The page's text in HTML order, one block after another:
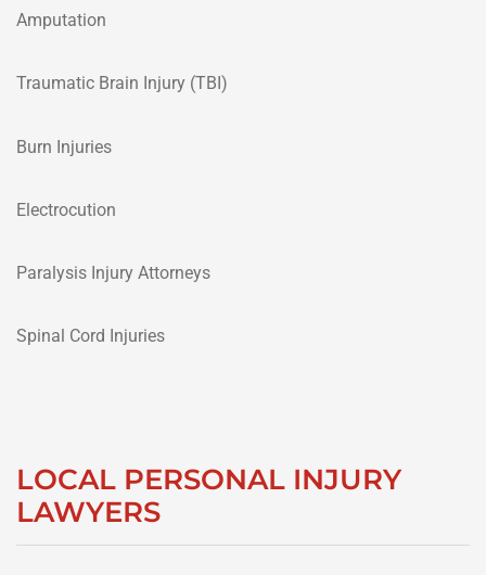
Amputation
Traumatic Brain Injury (TBI)
Burn Injuries
Electrocution
Paralysis Injury Attorneys
Spinal Cord Injuries
LOCAL PERSONAL INJURY
LAWYERS